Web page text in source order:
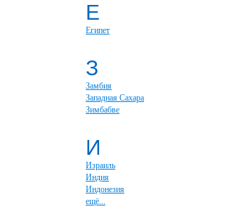
Е
Египет
З
Замбия
Западная Сахара
Зимбабве
И
Израиль
Индия
Индонезия
ещё...